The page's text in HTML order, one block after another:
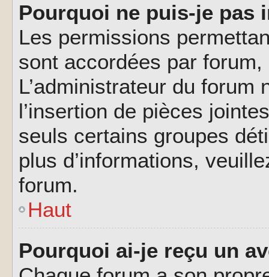
Pourquoi ne puis-je pas
Les permissions
sont accordées par
L’administrateur du forum
l’insertion de pièces
seuls certains groupes
plus d’informations,
forum.
Haut
Pourquoi ai-je reçu un